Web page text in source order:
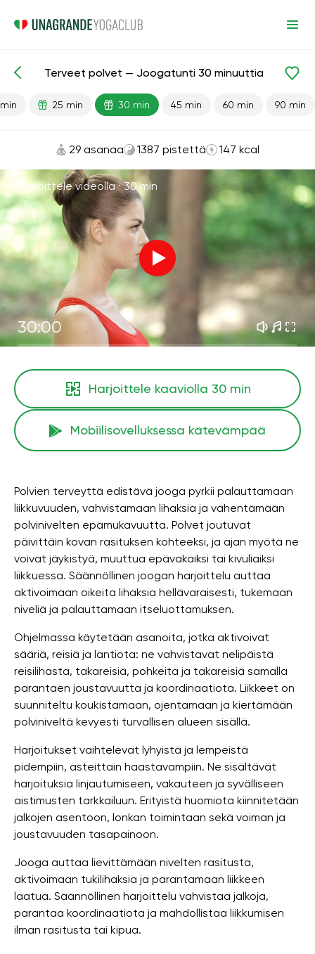
Valmiit oppitunnit Jalat Nivelet
Terveet polvet — Joogatunti 30 minuuttia
25 min 30 min 45 min 60 min 90 min
29 asanaa 1387 pistettä 147 kcal
Harjoittele videolla ·30 min
30:00
Harjoittele kaaviolla 30 min
Mobiilisovelluksessa kätevämpää
Polvien terveyttä edistävä jooga pyrkii palauttamaan
liikkuvuuden, vahvistamaan lihaksia ja vähentämään
polvinivelten epämukavuutta. Polvet joutuvat
päivittäin kovan rasituksen kohteeksi, ja ajan myötä ne
voivat jäykistyä, muuttua epävakaiksi tai kivuliaiksi
liikkuessa. Säännöllinen joogan harjoittelu auttaa
aktivoimaan oikeita lihaksia hellävaraisesti, tukemaan
niveliä ja palauttamaan itseluottamuksen.
Ohjelmassa käytetään asanoita, jotka aktivoivat
sääriä, reisiä ja lantiota: ne vahvistavat nelipäistä
reisilihasta, takareisiä, pohkeita ja takareisiä samalla
parantaen joustavuutta ja koordinaatiota. Liikkeet on
suunniteltu koukistamaan, ojentamaan ja kiertämään
polviniveltä kevyesti turvallisen alueen sisällä.
Harjoitukset vaihtelevat lyhyistä ja lempeistä
pidempiin, asteittain haastavampiin. Ne sisältävät
harjoituksia linjautumiseen, vakauteen ja syvälliseen
aistimusten tarkkailuun. Erityistä huomiota kiinnitetään
jalkojen asentoon, lonkan toimintaan sekä voiman ja
joustavuuden tasapainoon.
Jooga auttaa lievittämään nivelten rasitusta,
aktivoimaan tukilihaksia ja parantamaan liikkeen
laatua. Säännöllinen harjoittelu vahvistaa jalkoja,
parantaa koordinaatiota ja mahdollistaa liikkumisen
ilman rasitusta tai kipua.